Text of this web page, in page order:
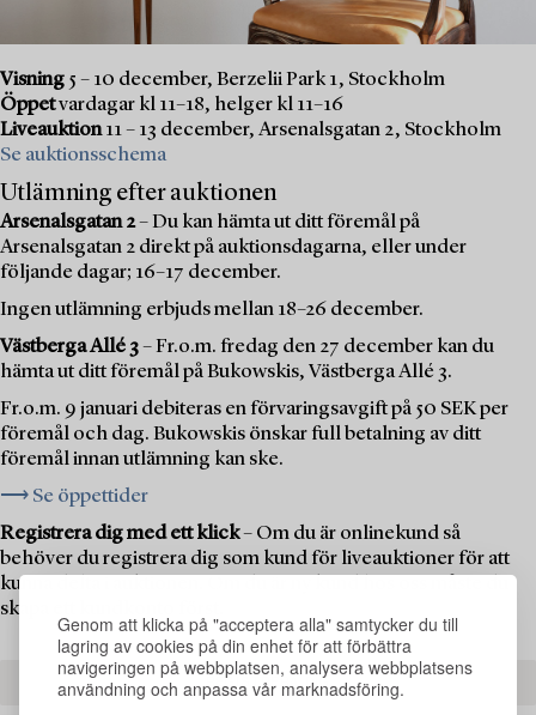
Genom att klicka på "acceptera alla" samtycker du till
lagring av cookies på din enhet för att förbättra
navigeringen på webbplatsen, analysera webbplatsens
användning och anpassa vår marknadsföring.
Visning 5 – 10 december, Berzelii Park 1, Stockholm
Öppetvardagar kl 11–18, helger kl 11–16
Liveauktion11 – 13 december, Arsenalsgatan 2, Stockholm
Se auktionsschema
Utlämning efter auktionen
Arsenalsgatan 2– Du kan hämta ut ditt föremål på
Arsenalsgatan 2 direkt på auktionsdagarna, eller under
följande dagar; 16–17 december.
Ingen utlämning erbjuds mellan 18–26 december.
Västberga Allé 3– Fr.o.m. fredag den 27 december kan du
hämta ut ditt föremål på Bukowskis, Västberga Allé 3.
Fr.o.m. 9 januari debiteras en förvaringsavgift på 50 SEK per
föremål och dag. Bukowskis önskar full betalning av ditt
föremål innan utlämning kan ske.
⟶ Se öppettider
Registrera dig med ett klick– Om du är onlinekund så
behöver du registrera dig som kund för liveauktioner för att
kunna delta i auktionen. Om du är ny kund hos oss måste du
skapa ett kundkonto först.
REGISTRERA DIG